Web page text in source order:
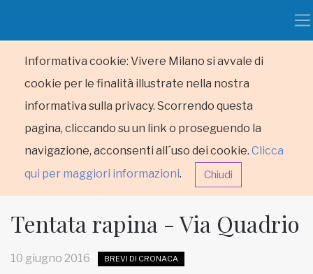
Informativa cookie: Vivere Milano si avvale di
cookie per le finalità illustrate nella nostra
informativa sulla privacy. Scorrendo questa
pagina, cliccando su un link o proseguendo la
navigazione, acconsenti all´uso dei cookie. Clicca
qui per maggiori informazioni. Chiudi
Tentata rapina - Via Quadrio
10 giugno 2016 BREVI DI CRONACA